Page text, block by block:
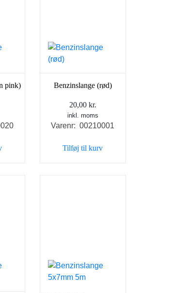
pink) Benzinslange (rød)
20,00 kr.
inkl. moms
Varenr: 00210001
Tilføj til kurv